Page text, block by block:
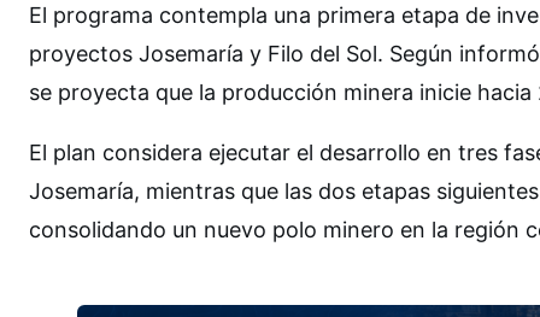
El programa contempla una primera etapa de
proyectos Josemaría y Filo del Sol. Según
se proyecta que la producción minera inicie hacia
El plan considera ejecutar el desarrollo en tres
Josemaría, mientras que las dos etapas
consolidando un nuevo polo minero en la región